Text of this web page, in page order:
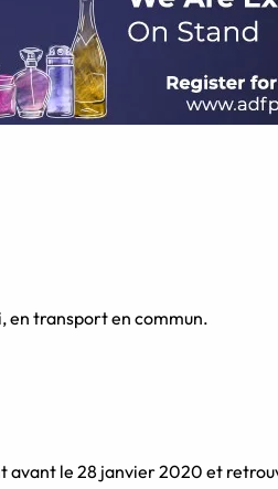
en transport en commun.
le 28 janvier 2020 et